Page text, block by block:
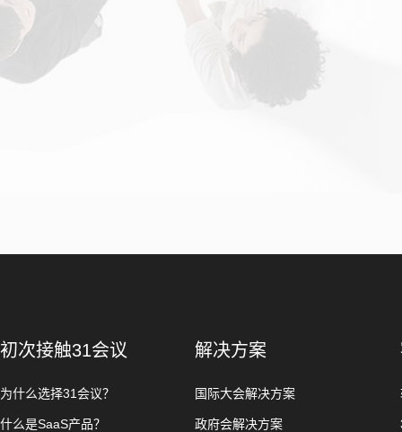
初次接触31会议
为什么选择31会议？
什么是SaaS产品？
解决方案
国际大会解决方案
政府会解决方案